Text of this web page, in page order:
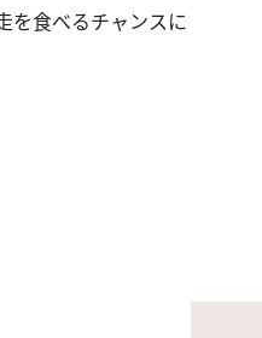
を食べるチャンスに